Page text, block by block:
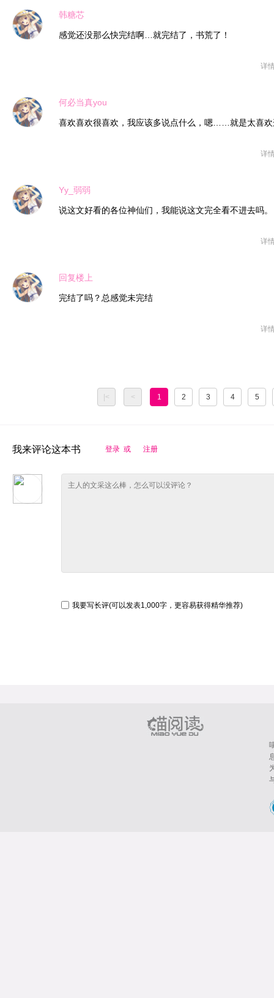
韩糖芯
感觉还没那么快完结啊…就完结了，书荒了！
详
何必当真you
喜欢喜欢很喜欢，我应该多说点什么，嗯……就是太喜欢
详
Yy_弱弱
说这文好看的各位神仙们，我能说这文完全看不进去吗。
详
回复楼上
完结了吗？总感觉未完结
详
|< < 1 2 3 4 5
我来评论这本书 登录 或 注册
我要写长评(可以发表1,000字，更容易获得精华推荐)